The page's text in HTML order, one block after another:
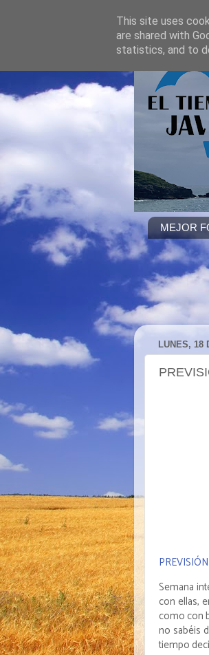
MEJOR
LUNES, 18
Semana
con ellas,
como con
no sabéis
tiempo
This site uses
are shared with
statistics, and to